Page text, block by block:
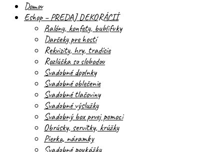
Domov
Eshop – PREDAJ DEKORÁCIÍ
Balóny, konfety, bublifuky
Darčeky pre hostí
Rekvizity, hry, tradície
Rozlúčka so slobodou
Svadobné doplnky
Svadobné oblečenie
Svadobné tlačoviny
Svadobné výslužky
Svadobný box prvej pomoci
Obrúsky, servítky, krúžky
Pierka, náramky
Svadobné poukážky